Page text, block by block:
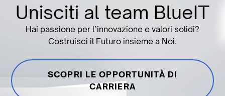
Unisciti al team BlueIT
Hai passione per l’innovazione e valori solidi?
Costruisci il Futuro insieme a Noi.
SCOPRI LE OPPORTUNITÀ DI
CARRIERA